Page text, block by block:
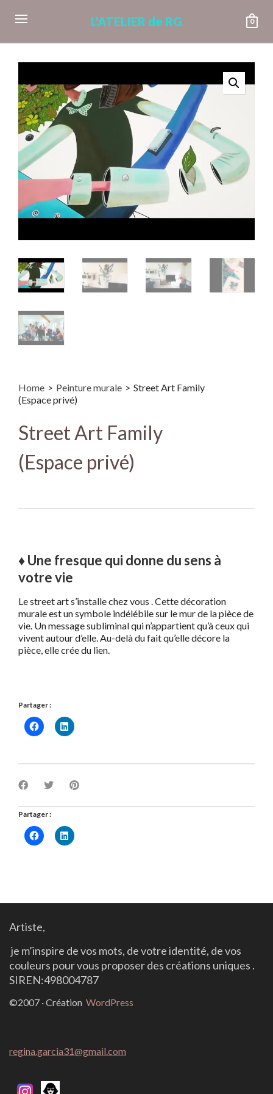
L'ATELIER de RG 0
Home > Peinture murale > Street Art Family
(Espace privé)
Street Art Family
(Espace privé)
♦ Une fresque qui donne du sens à
votre vie
Le street art s’installe chez vous . Cette décoration
murale est un symbole indélébile sur le mur de la pièce de
vie. Un message subliminal qui n’appartient qu’à ceux qui
vivent autour d’elle. Au-delà du fait qu’elle décore la
pièce, elle crée du lien.
Partager :
Partager :
Artiste,
je m’inspire de vos mots, de votre identité, de vos
couleurs pour vous proposer des créations uniques .
SIREN:498004787
©2007 · Création WordPress
regina.garcia31@gmail.com